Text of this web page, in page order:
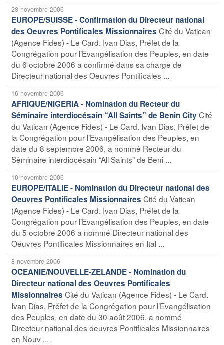
28 novembre 2006
EUROPE/SUISSE - Confirmation du Directeur national
des Oeuvres Pontificales Missionnaires Cité du Vatican
(Agence Fides) - Le Card. Ivan Dias, Préfet de la
Congrégation pour l’Evangélisation des Peuples, en date
du 6 octobre 2006 a confirmé dans sa charge de
Directeur national des Oeuvres Pontificales ...
16 novembre 2006
AFRIQUE/NIGERIA - Nomination du Recteur du
Séminaire interdiocésain “All Saints” de Benin CityCité
du Vatican (Agence Fides) - Le Card. Ivan Dias, Préfet de
la Congrégation pour l’Evangélisation des Peuples, en
date du 8 septembre 2006, a nommé Recteur du
Séminaire interdiocésain “All Saints” de Beni ...
10 novembre 2006
EUROPE/ITALIE - Nomination du Directeur national des
Oeuvres Pontificales Missionnaires Cité du Vatican
(Agence Fides) - Le Card. Ivan Dias, Préfet de la
Congrégation pour l’Evangélisation des Peuples, en date
du 5 octobre 2006 a nommé Directeur national des
Oeuvres Pontificales Missionnaires en Ital ...
8 novembre 2006
OCEANIE/NOUVELLE-ZELANDE - Nomination du
Directeur national des Oeuvres Pontificales
Missionnaires Cité du Vatican (Agence Fides) - Le Card.
Ivan Dias, Préfet de la Congrégation pour l’Evangélisation
des Peuples, en date du 30 août 2006, a nommé
Directeur national des oeuvres Pontificales Missionnaires
en Nouv ...